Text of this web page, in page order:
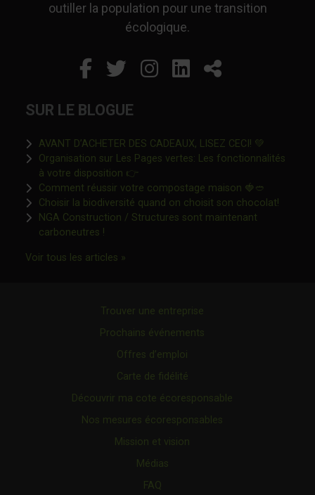
outiller la population pour une transition
écologique.
Facebook
Ce lien s'ouvrira dans
Twitter
Ce lien s'ouvrira
Instagram
Ce lien s'ouvrira
LinkedIn
Ce lien
Partager
SUR LE BLOGUE
AVANT D’ACHETER DES CADEAUX, LISEZ CECI! 💚
Organisation sur Les Pages vertes: Les fonctionnalités
à votre disposition 👉Ce lien s'ouvrira dans une nouvelle
Comment réussir votre compostage maison 🍓🥙
Choisir la biodiversité quand on choisit son chocolat!Ce lien
NGA Construction / Structures sont maintenant
carboneutres !Ce lien s'ouvrira dans une nouvelle fenêtre"
Voir tous les articles »Ce lien s'ouvrira dans une nouvelle
Trouver une entreprise
Prochains événements
Offres d’emploi
Carte de fidélité
Découvrir ma cote écoresponsable
Nos mesures écoresponsables
Mission et vision
Médias
FAQ